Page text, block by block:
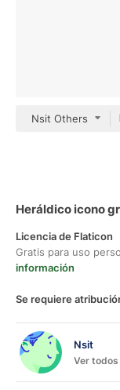
Nsit Others
Heráldico icono
Licencia de Flaticon
Gratis para uso
información
Se requiere
Nsit
Ver